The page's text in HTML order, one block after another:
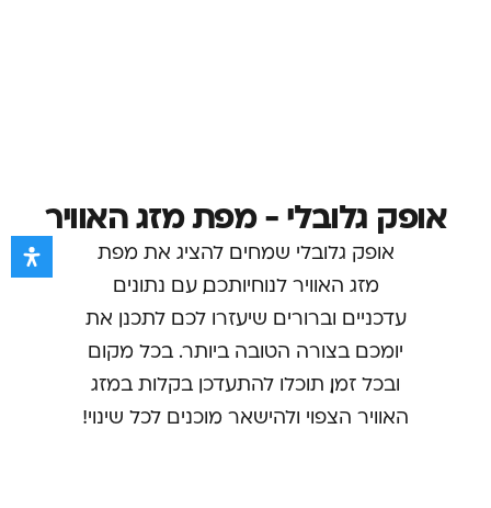
אופק גלובלי - מפת מזג האוויר
אופק גלובלי שמחים להציג את מפת
מזג האוויר לנוחיותכם, עם נתונים
עדכניים וברורים שיעזרו לכם לתכנן את
יומכם בצורה הטובה ביותר. בכל מקום
ובכל זמן, תוכלו להתעדכן בקלות במזג
האוויר הצפוי ולהישאר מוכנים לכל שינוי!